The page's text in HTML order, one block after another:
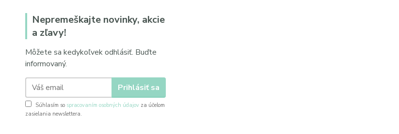
Nepremeškajte novinky, akcie
a zľavy!
Môžete sa kedykoľvek odhlásiť. Buďte
informovaný.
Prihlásiť sa
Súhlasím so spracovaním osobných údajov za účelom
zasielania newslettera.